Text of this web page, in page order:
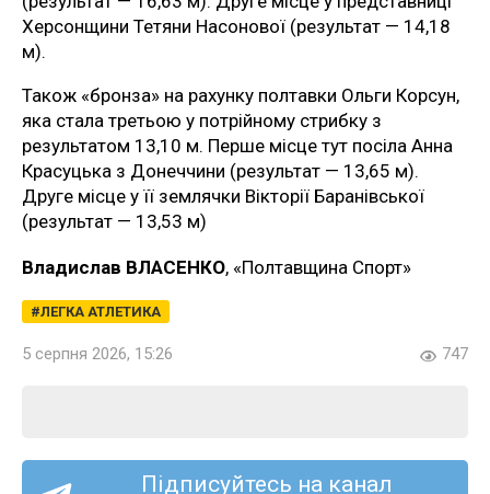
Херсонщини Тетяни Насонової (результат — 14,18
м).
Також «бронза» на рахунку полтавки Ольги Корсун,
яка стала третьою у потрійному стрибку з
результатом 13,10 м. Перше місце тут посіла Анна
Красуцька з Донеччини (результат — 13,65 м).
Друге місце у її землячки Вікторії Баранівської
(результат — 13,53 м)
Владислав ВЛАСЕНКО, «Полтавщина Спорт»
ЛЕГКА АТЛЕТИКА
5 серпня 2026, 15:26 747
Підписуйтесь на канал